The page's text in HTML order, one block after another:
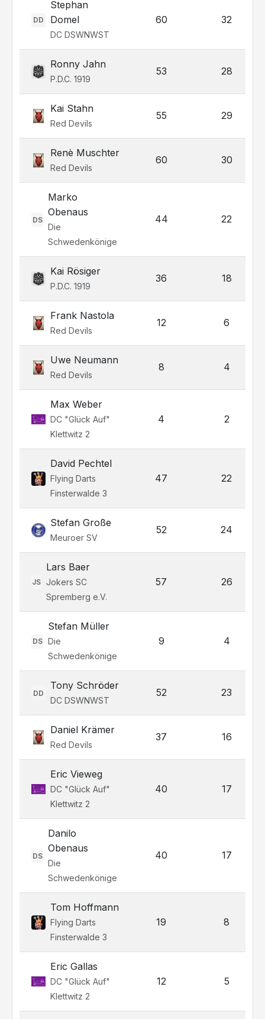
DD
Stephan
Domel
DC DSWNWST
60 32
Ronny Jahn
P.D.C. 1919
53 28
Kai Stahn
Red Devils
55 29
Renè Muschter
Red Devils
60 30
DS
Marko
Obenaus
Die
Schwedenkönige
44 22
Kai Rösiger
P.D.C. 1919
36 18
Frank Nastola
Red Devils
12 6
Uwe Neumann
Red Devils
8 4
Max Weber
DC "Glück Auf"
Klettwitz 2
4 2
David Pechtel
Flying Darts
Finsterwalde 3
47 22
Stefan Große
Meuroer SV
52 24
JS
Lars Baer
Jokers SC
Spremberg e.V.
57 26
DS
Stefan Müller
Die
Schwedenkönige
9 4
DD
Tony Schröder
DC DSWNWST
52 23
Daniel Krämer
Red Devils
37 16
Eric Vieweg
DC "Glück Auf"
Klettwitz 2
40 17
DS
Danilo
Obenaus
Die
Schwedenkönige
40 17
Tom Hoffmann
Flying Darts
Finsterwalde 3
19 8
Eric Gallas
DC "Glück Auf"
Klettwitz 2
12 5